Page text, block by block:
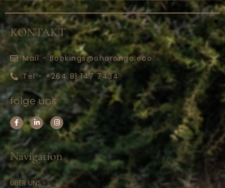
KONTAKT
Mail - Bookings@ohorongo.eco
Tel - +264 81 147 7434
folge uns
Navigation
ÜBER UNS